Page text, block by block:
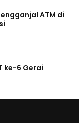
ATM di
ke-6 Gerai